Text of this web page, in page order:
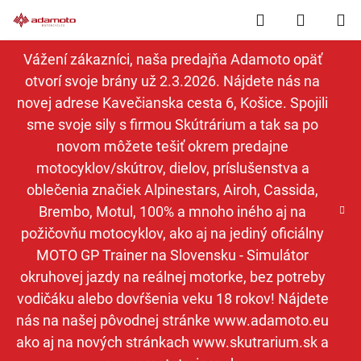
na
obsah
Vážení zákazníci, naša predajňa Adamoto opäť
otvorí svoje brány už 2.3.2026. Nájdete nás na
novej adrese Kavečianska cesta 6, Košice. Spojili
sme svoje sily s firmou Skútrárium a tak sa po
novom môžete tešiť okrem predajne
motocyklov/skútrov, dielov, príslušenstva a
oblečenia značiek Alpinestars, Airoh, Cassida,
Brembo, Motul, 100% a mnoho iného aj na
požičovňu motocyklov, ako aj na jediný oficiálny
MOTO GP Trainer na Slovensku - Simulátor
okruhovej jazdy na reálnej motorke, bez potreby
vodičáku alebo dovŕšenia veku 18 rokov! Nájdete
nás na našej pôvodnej stránke www.adamoto.eu
ako aj na nových stránkach www.skutrarium.sk a
Hľadať
KOŠÍK